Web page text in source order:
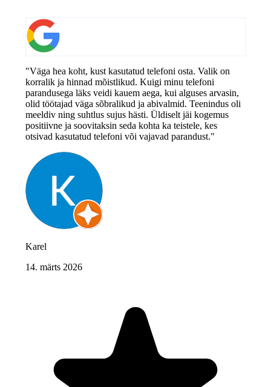
"Väga hea koht, kust kasutatud telefoni osta. Valik on
korralik ja hinnad mõistlikud. Kuigi minu telefoni
parandusega läks veidi kauem aega, kui alguses arvasin,
olid töötajad väga sõbralikud ja abivalmid. Teenindus oli
meeldiv ning suhtlus sujus hästi. Üldiselt jäi kogemus
positiivne ja soovitaksin seda kohta ka teistele, kes
otsivad kasutatud telefoni või vajavad parandust."
Karel
14. märts 2026